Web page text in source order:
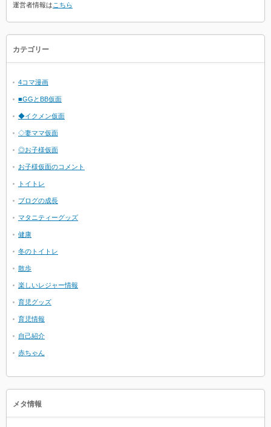
運営者情報は こちら
カテゴリー
4コマ漫画
■GGとBB仮面
◆イクメン仮面
◇妻ママ仮面
◎お子様仮面
お子様仮面のコメント
トイトレ
ブログの成長
マタニティーグッズ
健康
冬のトイトレ
散歩
楽しいレジャー情報
育児グッズ
育児情報
自己紹介
赤ちゃん
メタ情報